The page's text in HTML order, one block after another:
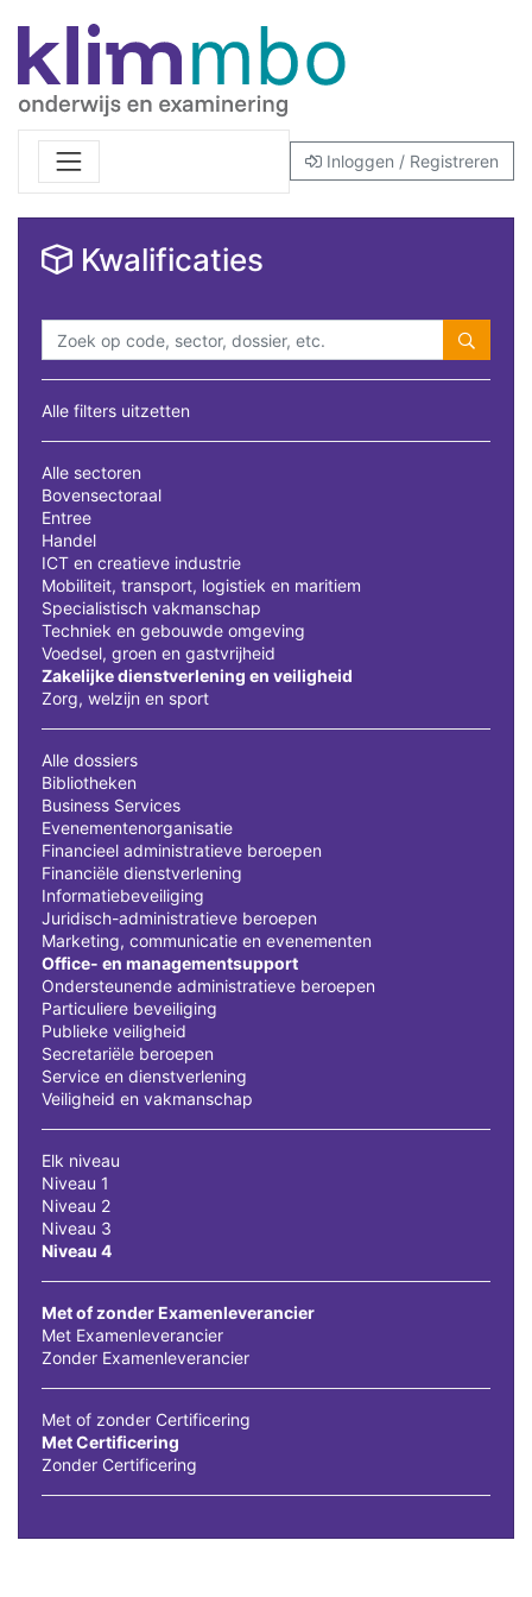
Inloggen / Registreren
Kwalificaties
Alle filters uitzetten
Alle sectoren
Bovensectoraal
Entree
Handel
ICT en creatieve industrie
Mobiliteit, transport, logistiek en maritiem
Specialistisch vakmanschap
Techniek en gebouwde omgeving
Voedsel, groen en gastvrijheid
Zakelijke dienstverlening en veiligheid
Zorg, welzijn en sport
Alle dossiers
Bibliotheken
Business Services
Evenementenorganisatie
Financieel administratieve beroepen
Financiële dienstverlening
Informatiebeveiliging
Juridisch-administratieve beroepen
Marketing, communicatie en evenementen
Office- en managementsupport
Ondersteunende administratieve beroepen
Particuliere beveiliging
Publieke veiligheid
Secretariële beroepen
Service en dienstverlening
Veiligheid en vakmanschap
Elk niveau
Niveau 1
Niveau 2
Niveau 3
Niveau 4
Met of zonder Examenleverancier
Met Examenleverancier
Zonder Examenleverancier
Met of zonder Certificering
Met Certificering
Zonder Certificering